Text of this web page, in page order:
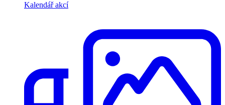
Kalendář akcí